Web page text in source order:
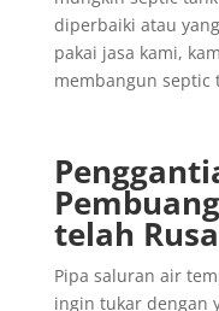
diperbaiki atau
pakai jasa kami,
membangun septic
telah
Pipa saluran air
ingin tukar dengan